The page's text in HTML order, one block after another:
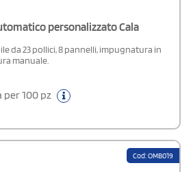
personalizzato Cala
da 23 pollici, 8 pannelli, impugnatura in
manuale.
per 100 pz
Cod: OMB019